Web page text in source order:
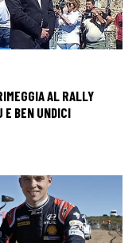
AL RALLY
E BEN UNDICI